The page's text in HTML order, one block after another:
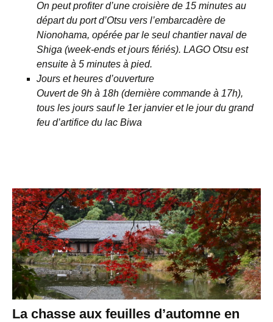
On peut profiter d’une croisière de 15 minutes au
départ du port d’Otsu vers l’embarcadère de
Nionohama, opérée par le seul chantier naval de
Shiga (week-ends et jours fériés). LAGO Otsu est
ensuite à 5 minutes à pied.
Jours et heures d’ouverture
Ouvert de 9h à 18h (dernière commande à 17h),
tous les jours sauf le 1er janvier et le jour du grand
feu d’artifice du lac Biwa
La chasse aux feuilles d’automne en